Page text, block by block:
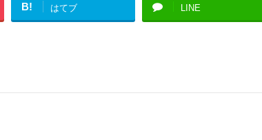
B! はてブ LINE